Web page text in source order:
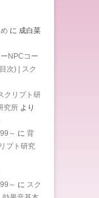
に 成白菜
NPCコー
次) | スク
クリプト研
究所 より
～ に 背
プト研究
～ に スク